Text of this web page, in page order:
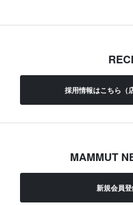
採用情報はこちら（
MAMMUT
新規会員